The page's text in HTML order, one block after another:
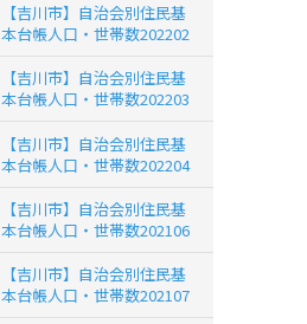
【吉川市】自治会別住民基
本台帳人口・世帯数202202
【吉川市】自治会別住民基
本台帳人口・世帯数202203
【吉川市】自治会別住民基
本台帳人口・世帯数202204
【吉川市】自治会別住民基
本台帳人口・世帯数202106
【吉川市】自治会別住民基
本台帳人口・世帯数202107